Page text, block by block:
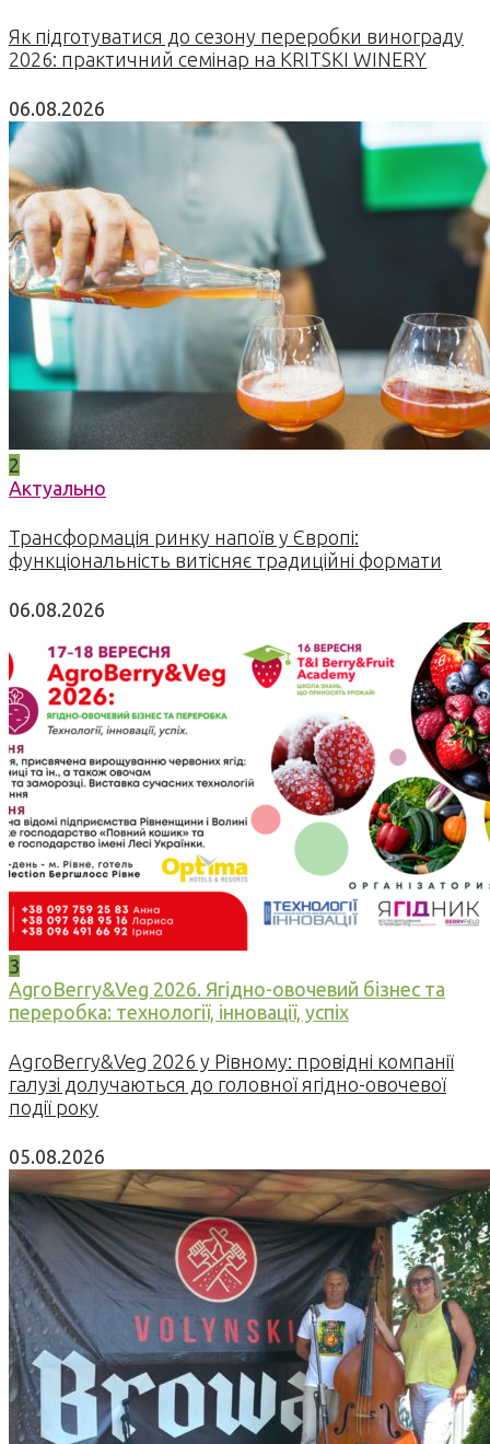
Як підготуватися до сезону переробки винограду
2026: практичний семінар на KRITSKI WINERY
06.08.2026
2
Актуально
Трансформація ринку напоїв у Європі:
функціональність витісняє традиційні формати
06.08.2026
3
AgroBerry&Veg 2026. Ягідно-овочевий бізнес та
переробка: технології, інновації, успіх
AgroBerry&Veg 2026 у Рівному: провідні компанії
галузі долучаються до головної ягідно-овочевої
події року
05.08.2026